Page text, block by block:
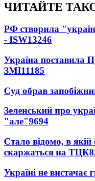
ЧИТАЙТЕ
РФ створила
- ISW13246
Україна поставила
ЗМІ11185
Суд обрав
Зеленський про
"але"9694
Стало відомо, в якій
скаржаться на ТЦК
Україні не